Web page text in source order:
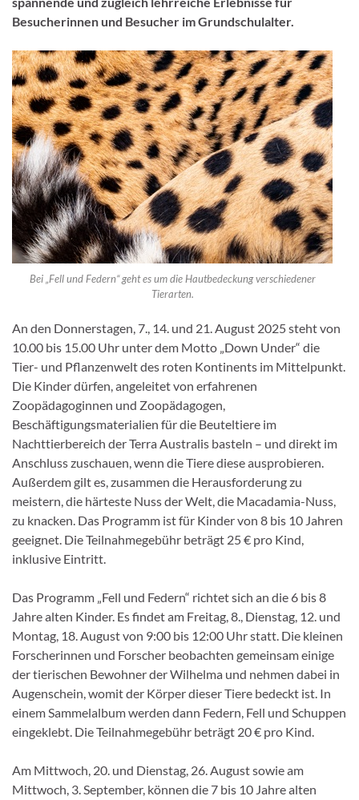
Besucherinnen und Besucher im Grundschulalter.
Bei „Fell und Federn“ geht es um die Hautbedeckung verschiedener
Tierarten.
An den Donnerstagen, 7., 14. und 21. August 2025 steht von
10.00 bis 15.00 Uhr unter dem Motto „Down Under“ die
Tier- und Pflanzenwelt des roten Kontinents im Mittelpunkt.
Die Kinder dürfen, angeleitet von erfahrenen
Zoopädagoginnen und Zoopädagogen,
Beschäftigungsmaterialien für die Beuteltiere im
Nachttierbereich der Terra Australis basteln – und direkt im
Anschluss zuschauen, wenn die Tiere diese ausprobieren.
Außerdem gilt es, zusammen die Herausforderung zu
meistern, die härteste Nuss der Welt, die Macadamia-Nuss,
zu knacken. Das Programm ist für Kinder von 8 bis 10 Jahren
geeignet. Die Teilnahmegebühr beträgt 25 € pro Kind,
inklusive Eintritt.
Das Programm „Fell und Federn“ richtet sich an die 6 bis 8
Jahre alten Kinder. Es findet am Freitag, 8., Dienstag, 12. und
Montag, 18. August von 9:00 bis 12:00 Uhr statt. Die kleinen
Forscherinnen und Forscher beobachten gemeinsam einige
der tierischen Bewohner der Wilhelma und nehmen dabei in
Augenschein, womit der Körper dieser Tiere bedeckt ist. In
einem Sammelalbum werden dann Federn, Fell und Schuppen
eingeklebt. Die Teilnahmegebühr beträgt 20 € pro Kind.
Am Mittwoch, 20. und Dienstag, 26. August sowie am
Mittwoch, 3. September, können die 7 bis 10 Jahre alten